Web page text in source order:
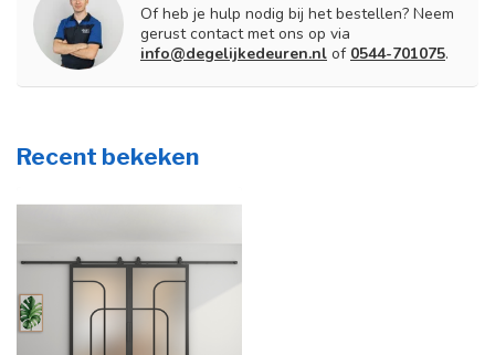
Of heb je hulp nodig bij het bestellen? Neem
gerust contact met ons op via
info@degelijkedeuren.nl of 0544-701075.
Recent bekeken